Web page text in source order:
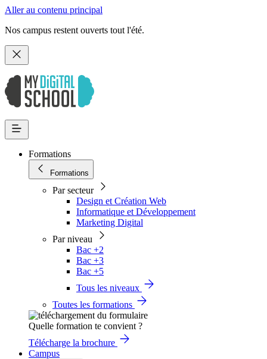
Aller au contenu principal
Nos campus restent ouverts tout l'été.
Formations
Formations
Par secteur
Design et Création Web
Informatique et Développement
Marketing Digital
Par niveau
Bac +2
Bac +3
Bac +5
Tous les niveaux
Toutes les formations
Quelle formation te convient ?
Télécharge la brochure
Campus